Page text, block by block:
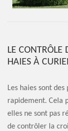
LE CONTRÔLE
HAIES À
Les haies sont
rapidement. Cela
elles ne sont pas
de contrôler la